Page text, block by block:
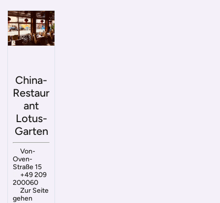
China-
Restaur
ant
Lotus-
Garten
Von-
Oven-
Straße 15
+49 209
200060
Zur Seite
gehen